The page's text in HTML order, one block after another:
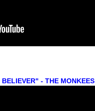
- THE MONKEES